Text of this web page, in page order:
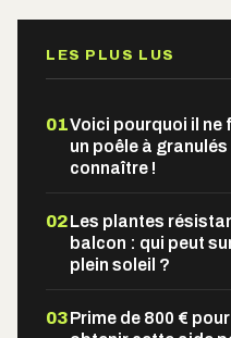
LES PLUS LUS
01Voici pourquoi il
un poêle à
connaître !
02Les plantes
balcon : qui peut
plein soleil ?
03Prime de 800 €